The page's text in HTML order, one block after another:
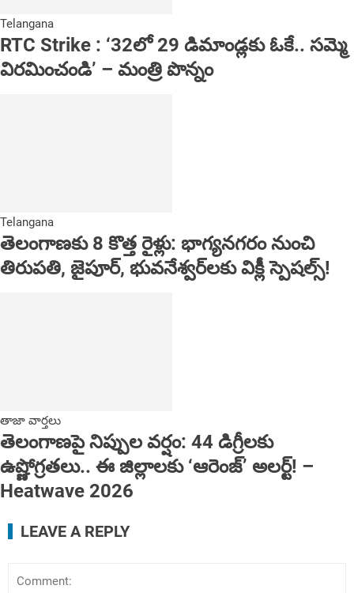
Telangana
RTC Strike : ‘32లో 29 డిమాండ్లకు ఓకే.. సమ్మె
విరమించండి’ – మంత్రి పొన్నం
Telangana
తెలంగాణకు 8 కొత్త రైళ్లు: భాగ్యనగరం నుంచి
తిరుపతి, జైపూర్, భువనేశ్వర్‌లకు విక్లీ స్పెషల్స్!
తాజా వార్తలు
తెలంగాణపై నిప్పుల వర్షం: 44 డిగ్రీలకు
ఉష్ణోగ్రతలు.. ఈ జిల్లాలకు ‘ఆరెంజ్’ అలర్ట్! ‌‌–
Heatwave 2026
LEAVE A REPLY